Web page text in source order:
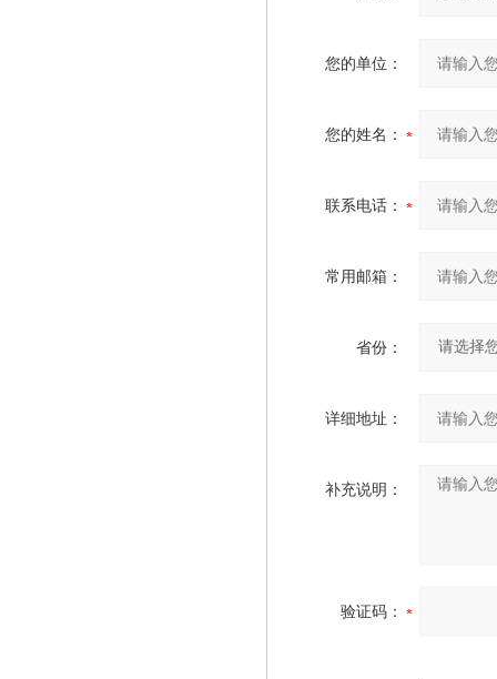
您的单位：
您的姓名：
联系电话：
常用邮箱：
省份：
详细地址：
补充说明：
验证码：